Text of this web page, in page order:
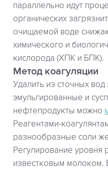
параллельно идут
органических
очищаемой воде
химического и
кислорода (ХПК и БПК).
Метод коагуляции
Удалить из сточных вод
эмульгированные и
нефтепродукты можно
Реагентами-
разнообразные соли
Регулирование уровня
известковым молоком.